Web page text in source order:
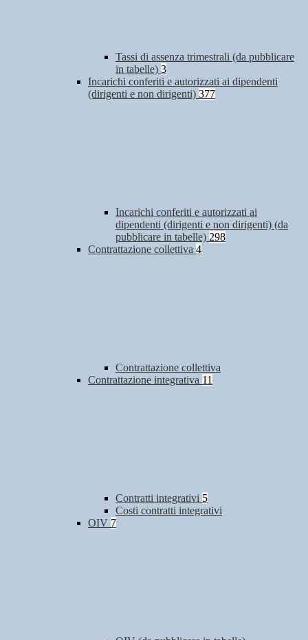
Tassi di assenza trimestrali (da pubblicare
in tabelle) 3
Incarichi conferiti e autorizzati ai dipendenti
(dirigenti e non dirigenti) 377
Incarichi conferiti e autorizzati ai
dipendenti (dirigenti e non dirigenti) (da
pubblicare in tabelle) 298
Contrattazione collettiva 4
Contrattazione collettiva
Contrattazione integrativa 11
Contratti integrativi 5
Costi contratti integrativi
OIV 7